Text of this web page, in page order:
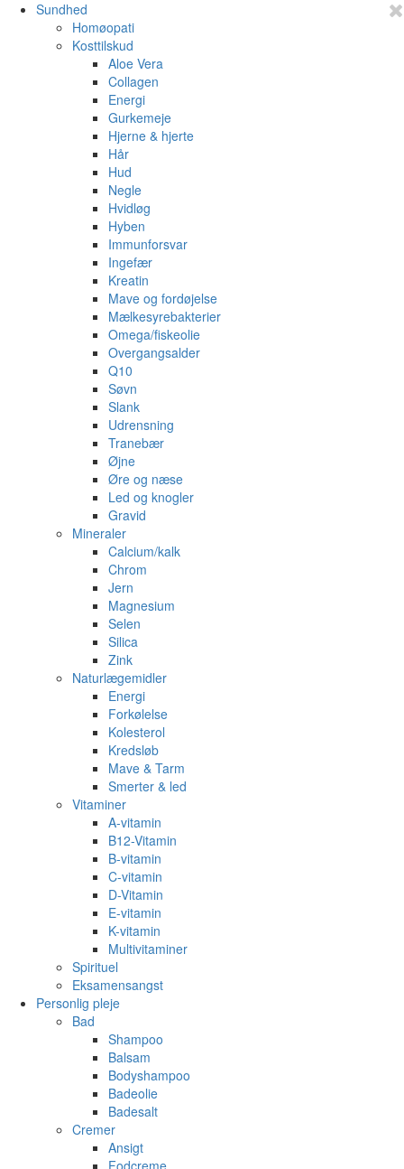
Sundhed
Homøopati
Kosttilskud
Aloe Vera
Collagen
Energi
Gurkemeje
Hjerne & hjerte
Hår
Hud
Negle
Hvidløg
Hyben
Immunforsvar
Ingefær
Kreatin
Mave og fordøjelse
Mælkesyrebakterier
Omega/fiskeolie
Overgangsalder
Q10
Søvn
Slank
Udrensning
Tranebær
Øjne
Øre og næse
Led og knogler
Gravid
Mineraler
Calcium/kalk
Chrom
Jern
Magnesium
Selen
Silica
Zink
Naturlægemidler
Energi
Forkølelse
Kolesterol
Kredsløb
Mave & Tarm
Smerter & led
Vitaminer
A-vitamin
B12-Vitamin
B-vitamin
C-vitamin
D-Vitamin
E-vitamin
K-vitamin
Multivitaminer
Spirituel
Eksamensangst
Personlig pleje
Bad
Shampoo
Balsam
Bodyshampoo
Badeolie
Badesalt
Cremer
Ansigt
Fodcreme